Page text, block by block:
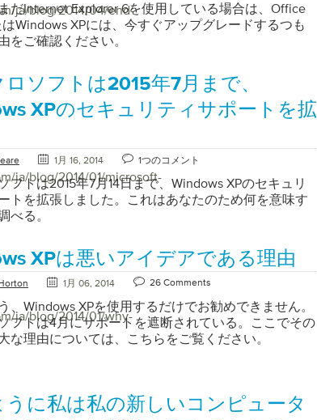
ja/blog/2014/04/end-
だInternet Explorer 6を使用している場合は、Office
Windows XPには、今すぐアップグレードするつも
をご確認ください。
ja/blog/2014/01/microsoft-
ソフトは2015年7月まで、
XPのセキュリティサポートを拡
1月 16, 2014 1つのコメント
フトは2015年7月14日まで、Windows XPのセキュリ
トを拡張しました。これはあなたのため何を意味す
べる。
ja/blog/2014/01/why-
XPは悪いアイデアである理由
1月 06, 2014 26 Comments
、Windows XPを使用するだけでお勧めできません。
フトは4月にサポートを遮断されている。ここでその
な理由については、こちらをご覧ください。
うに私は私の新しいコンピュータ